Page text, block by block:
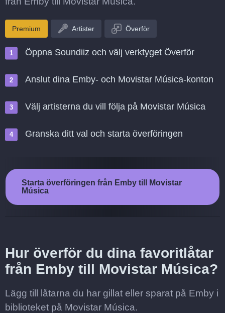
Premium Artister Överför
Öppna Soundiiz och välj verktyget Överför
Anslut dina Emby- och Movistar Música-konton
Välj artisterna du vill följa på Movistar Música
Granska ditt val och starta överföringen
Starta överföringen från Emby till Movistar
Música
Hur överför du dina favoritlåtar
från Emby till Movistar Música?
Lägg till låtarna du har gillat eller sparat på Emby i
biblioteket på Movistar Música.